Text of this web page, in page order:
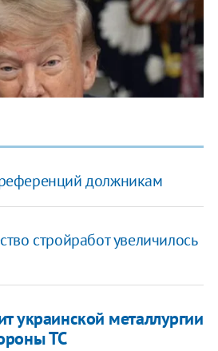
должникам
стройработ увеличилось
украинской металлургии
ТС